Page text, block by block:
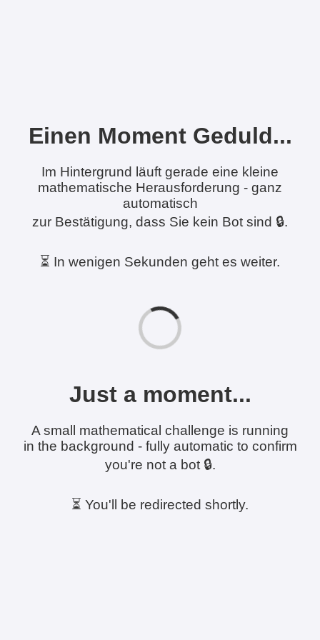
Einen Moment Geduld...
Im Hintergrund läuft gerade eine kleine
mathematische Herausforderung - ganz
automatisch
zur Bestätigung, dass Sie kein Bot sind 🔒.
⏳ In wenigen Sekunden geht es weiter.
Just a moment...
A small mathematical challenge is running
in the background - fully automatic to confirm
you're not a bot 🔒.
⏳ You'll be redirected shortly.